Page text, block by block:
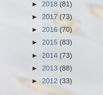
► 2018 (81)
► 2017 (73)
► 2016 (70)
► 2015 (83)
► 2014 (73)
► 2013 (88)
► 2012 (33)